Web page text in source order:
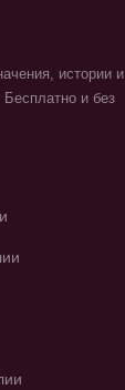
истории и
и без